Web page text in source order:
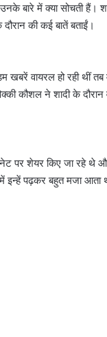
बारे में क्या सोचती हैं।
की कई बातें बताईं।
खबरें वायरल हो रही थीं
कौशल ने शादी के दौरान
पर शेयर किए जा रहे थे
पढ़कर बहुत मजा आता